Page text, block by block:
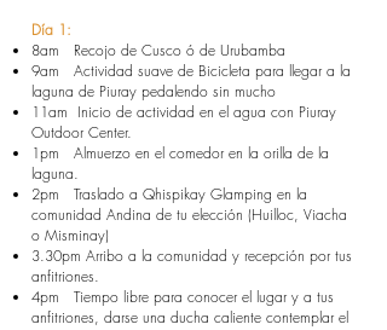
Día 1:
8am Recojo de Cusco ó de Urubamba
9am Actividad suave de Bicicleta para llegar a la
laguna de Piuray pedalendo sin mucho
11am Inicio de actividad en el agua con Piuray
Outdoor Center.
1pm Almuerzo en el comedor en la orilla de la
laguna.
2pm Traslado a Qhispikay Glamping en la
comunidad Andina de tu elección (Huilloc, Viacha
o Misminay)
3.30pm Arribo a la comunidad y recepción por tus
anfitriones.
4pm Tiempo libre para conocer el lugar y a tus
anfitriones, darse una ducha caliente contemplar el